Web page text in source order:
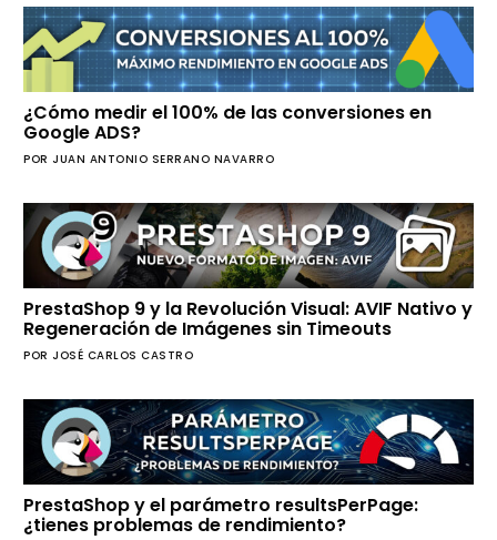
¿Cómo medir el 100% de las conversiones en
Google ADS?
POR JUAN ANTONIO SERRANO NAVARRO
PrestaShop 9 y la Revolución Visual: AVIF Nativo y
Regeneración de Imágenes sin Timeouts
POR JOSÉ CARLOS CASTRO
PrestaShop y el parámetro resultsPerPage:
¿tienes problemas de rendimiento?